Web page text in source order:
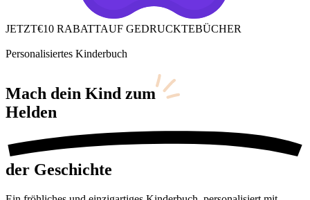
JETZT€10 RABATTAUF GEDRUCKTEBÜCHER
Personalisiertes Kinderbuch
Mach dein Kind zum
Helden
der Geschichte